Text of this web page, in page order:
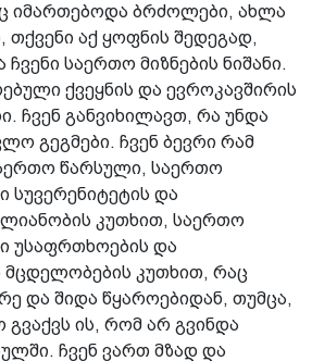
იმართებოდა ბრძოლები, ახლა
აქ ყოფნის შედეგად,
ჩვენი საერთო მიზნების ნიშანი.
ქვეყნის და ევროკავშირის
ჩვენ განვიხილავთ, რა უნდა
გეგმები. ჩვენ ბევრი რამ
წარსული, საერთო
სუვერენიტეტის და
კუთხით, საერთო
უსაფრთხოების და
მცდელობების კუთხით, რაც
და შიდა წყაროებიდან, თუმცა,
გვაქვს ის, რომ არ გვინდა
ჩვენ ვართ მზად და